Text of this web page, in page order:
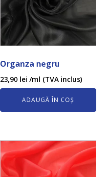
Organza negru
23,90 lei /ml (TVA inclus)
ADAUGĂ ÎN COȘ